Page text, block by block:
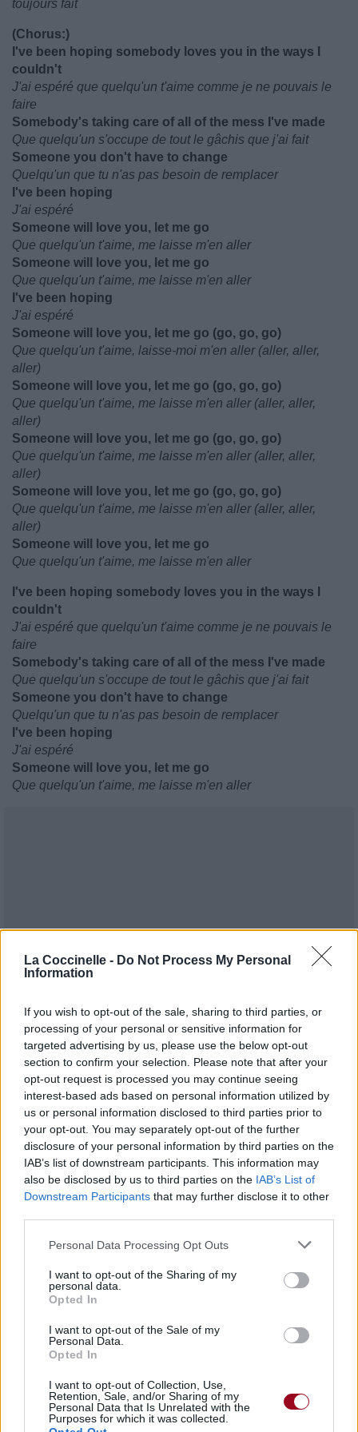
La Coccinelle - Do Not Process My Personal
Information
If you wish to opt-out of the sale, sharing to third parties, or
processing of your personal or sensitive information for
targeted advertising by us, please use the below opt-out
section to confirm your selection. Please note that after your
opt-out request is processed you may continue seeing
interest-based ads based on personal information utilized by
us or personal information disclosed to third parties prior to
your opt-out. You may separately opt-out of the further
disclosure of your personal information by third parties on the
IAB’s list of downstream participants. This information may
also be disclosed by us to third parties on the IAB’s List of
Downstream Participants that may further disclose it to other
Personal Data Processing Opt Outs
I want to opt-out of the Sharing of my
personal data.
Opted In
I want to opt-out of the Sale of my
Personal Data.
Opted In
I want to opt-out of Collection, Use,
Retention, Sale, and/or Sharing of my
Personal Data that Is Unrelated with the
Purposes for which it was collected.
toujours fait
(Chorus:)
I've been hoping somebody loves you in the ways I
couldn't
J'ai espéré que quelqu'un t'aime comme je ne pouvais le
faire
Somebody's taking care of all of the mess I've made
Que quelqu'un s'occupe de tout le gâchis que j'ai fait
Someone you don't have to change
Quelqu'un que tu n'as pas besoin de remplacer
I've been hoping
J'ai espéré
Someone will love you, let me go
Que quelqu'un t'aime, me laisse m'en aller
Someone will love you, let me go
Que quelqu'un t'aime, me laisse m'en aller
I've been hoping
J'ai espéré
Someone will love you, let me go (go, go, go)
Que quelqu'un t'aime, laisse-moi m'en aller (aller, aller,
aller)
Someone will love you, let me go (go, go, go)
Que quelqu'un t'aime, me laisse m'en aller (aller, aller,
aller)
Someone will love you, let me go (go, go, go)
Que quelqu'un t'aime, me laisse m'en aller (aller, aller,
aller)
Someone will love you, let me go (go, go, go)
Que quelqu'un t'aime, me laisse m'en aller (aller, aller,
aller)
Someone will love you, let me go
Que quelqu'un t'aime, me laisse m'en aller
I've been hoping somebody loves you in the ways I
couldn't
J'ai espéré que quelqu'un t'aime comme je ne pouvais le
faire
Somebody's taking care of all of the mess I've made
Que quelqu'un s'occupe de tout le gâchis que j'ai fait
Someone you don't have to change
Quelqu'un que tu n'as pas besoin de remplacer
I've been hoping
J'ai espéré
Someone will love you, let me go
Que quelqu'un t'aime, me laisse m'en aller
Publié par Visa 5
le 18 septembre
2017 à 17h23.
Chanteurs : Florida Georgia Line,
Hailee Steinfeld
Compositeurs : Alesso
Arrangeurs :Alesso
Producteurs :Alesso
Commentaires
Pour prolonger le plaisir musical :